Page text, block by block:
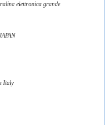
elettronica grande
Italy